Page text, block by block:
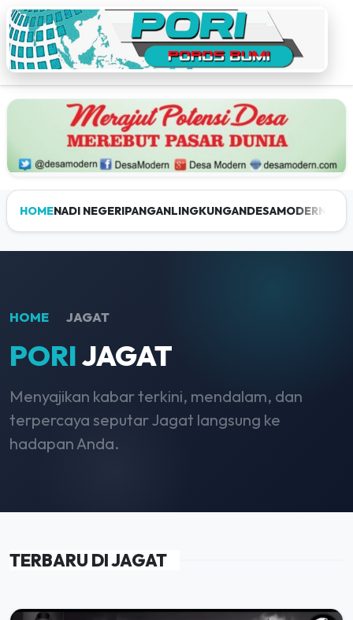
HOMENADI NEGERIPANGANLINGKUNGANDESAMODERN
HOME JAGAT
PORIJAGAT
Menyajikan kabar terkini, mendalam, dan
terpercaya seputar Jagat langsung ke
hadapan Anda.
TERBARU DI JAGAT